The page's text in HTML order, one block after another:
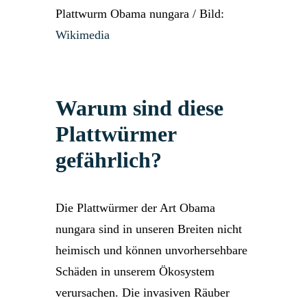
Plattwurm Obama nungara / Bild:
Wikimedia
Warum sind diese
Plattwürmer
gefährlich?
Die Plattwürmer der Art Obama
nungara sind in unseren Breiten nicht
heimisch und können unvorhersehbare
Schäden in unserem Ökosystem
verursachen. Die invasiven Räuber